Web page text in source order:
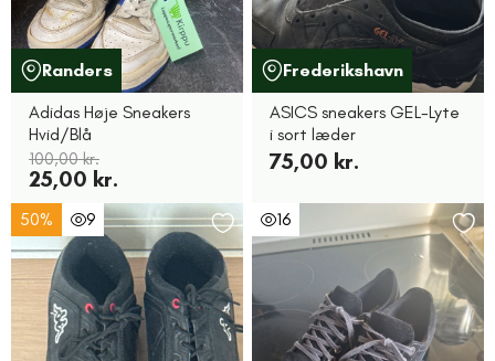
Randers
Adidas Høje Sneakers
Hvid/Blå
100,00 kr.
25,00 kr.
Frederikshavn
ASICS sneakers GEL-Lyte
i sort læder
75,00 kr.
50% 9 16